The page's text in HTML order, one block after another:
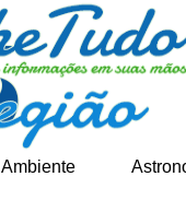
Ambiente